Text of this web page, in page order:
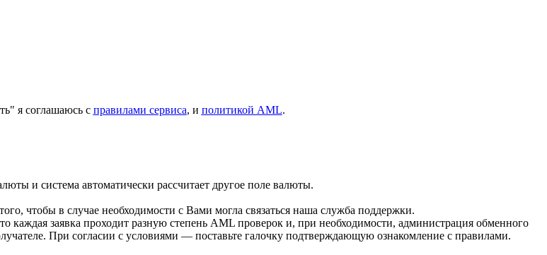
я соглашаюсь с правилами сервиса, и политикой AML.
и система автоматически рассчитает другое поле валюты.
чтобы в случае необходимости с Вами могла связаться наша служба поддержки.
каждая заявка проходит разную степень AML проверок и, при необходимости, администрация обменного
При согласии с условиями — поставьте галочку подтверждающую ознакомление с правилами.